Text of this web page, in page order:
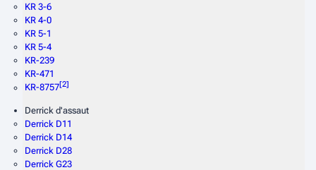
KR 3-6
KR 4-0
KR 5-1
KR 5-4
KR-239
KR-471
KR-8757[2]
Derrick d'assaut
Derrick D11
Derrick D14
Derrick D28
Derrick G23